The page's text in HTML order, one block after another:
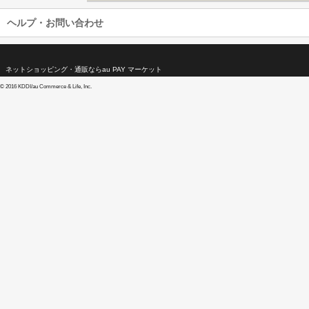
ヘルプ・お問い合わせ
ネットショッピング・通販ならau PAY マーケット
© 2016 KDDI/au Commerce & Life, Inc.